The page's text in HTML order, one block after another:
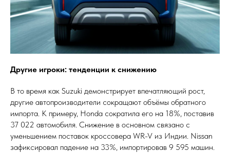
Другие игроки: тенденции к снижению
В то время как Suzuki демонстрирует впечатляющий рост,
другие автопроизводители сокращают объёмы обратного
импорта. К примеру, Honda сократила его на 18%, поставив
37 022 автомобиля. Снижение в основном связано с
уменьшением поставок кроссовера WR-V из Индии. Nissan
зафиксировал падение на 33%, импортировав 9 595 машин.